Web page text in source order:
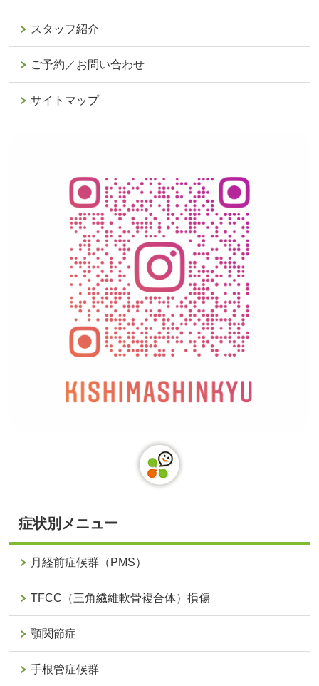
スタッフ紹介
ご予約／お問い合わせ
サイトマップ
症状別メニュー
月経前症候群（PMS）
TFCC（三角繊維軟骨複合体）損傷
顎関節症
手根管症候群